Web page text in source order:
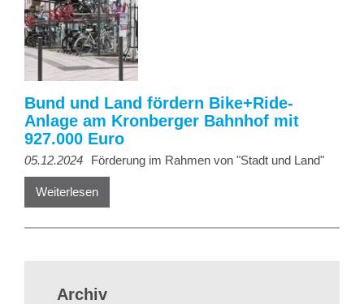
Bund und Land fördern Bike+Ride-
Anlage am Kronberger Bahnhof mit
927.000 Euro
05.12.2024 Förderung im Rahmen von "Stadt und Land"
Weiterlesen
Archiv